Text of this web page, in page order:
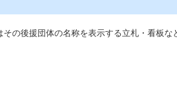
の後援団体の名称を表示する立札・看板な